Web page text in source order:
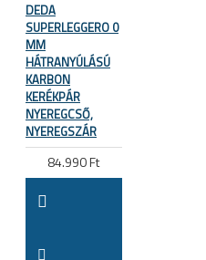
DEDA
SUPERLEGGERO 0
MM
HÁTRANYÚLÁSÚ
KARBON
KERÉKPÁR
NYEREGCSŐ,
NYEREGSZÁR
84.990 Ft